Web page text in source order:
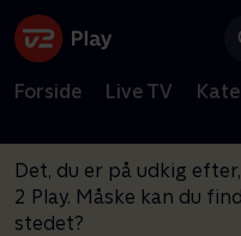
Forside Live TV
Det, du er på udkig
2 Play. Måske kan du
stedet?